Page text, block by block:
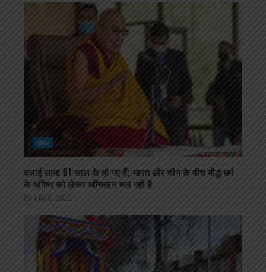
सोशल
दलाई लामा 91 साल के हो गए हैं; भारत और चीन के बीच बौद्ध धर्म
के भविष्य को लेकर खींचतान चल रही है
July 8, 2026